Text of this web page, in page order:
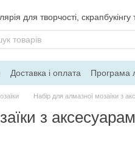
для творчості,
Доставка і оплата Програма
Обмін та повернення Блог
Набір для алмазної мозаїки з
з